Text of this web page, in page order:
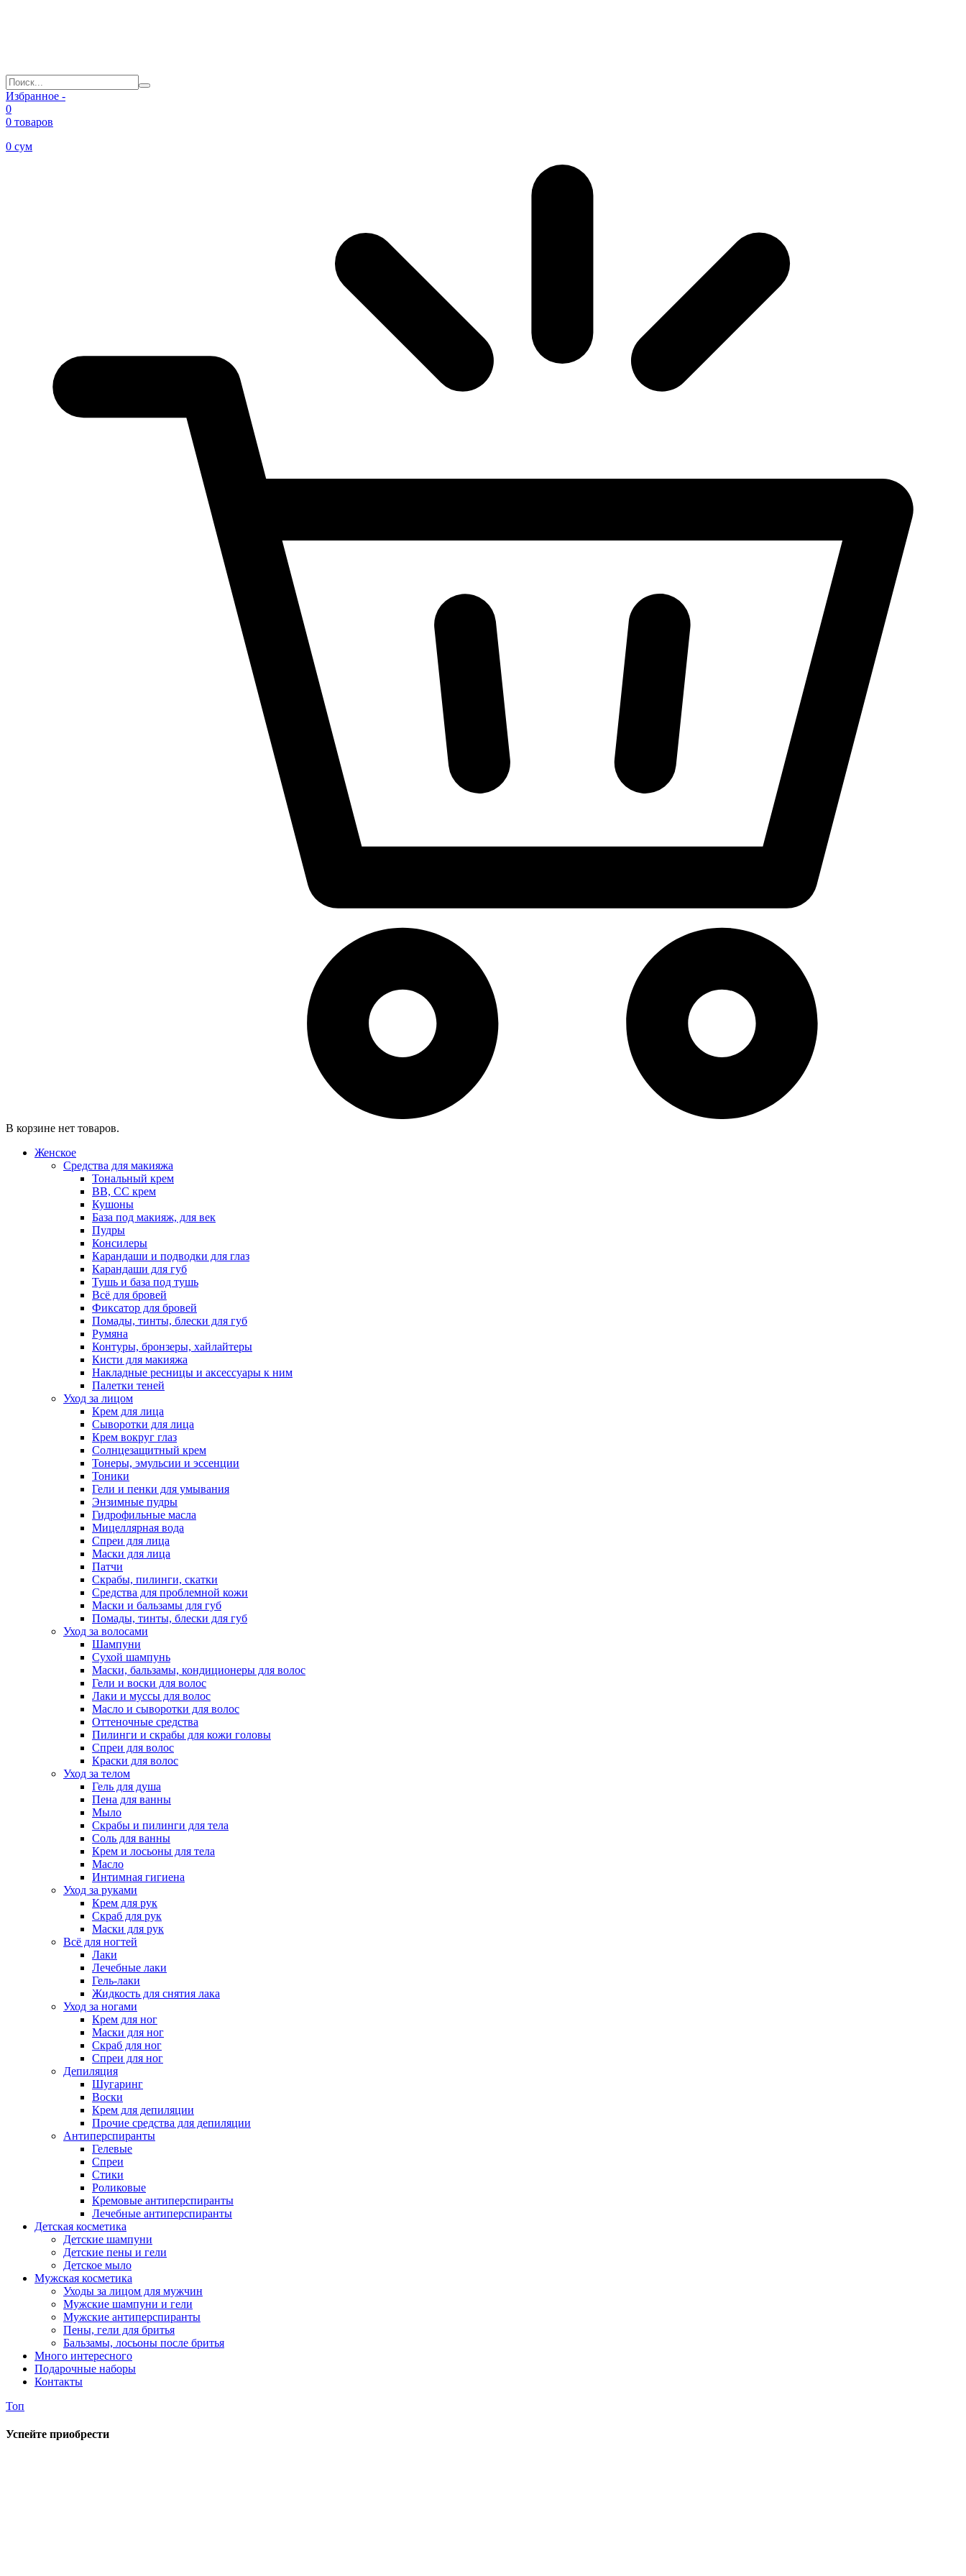
Избранное -
0
0 товаров
0 сум
В корзине нет товаров.
Женское
Средства для макияжа
Тональный крем
BB, CC крем
Кушоны
База под макияж, для век
Пудры
Консилеры
Карандаши и подводки для глаз
Карандаши для губ
Тушь и база под тушь
Всё для бровей
Фиксатор для бровей
Помады, тинты, блески для губ
Румяна
Контуры, бронзеры, хайлайтеры
Кисти для макияжа
Накладные ресницы и аксессуары к ним
Палетки теней
Уход за лицом
Крем для лица
Сыворотки для лица
Крем вокруг глаз
Солнцезащитный крем
Тонеры, эмульсии и эссенции
Тоники
Гели и пенки для умывания
Энзимные пудры
Гидрофильные масла
Мицеллярная вода
Спреи для лица
Маски для лица
Патчи
Скрабы, пилинги, скатки
Средства для проблемной кожи
Маски и бальзамы для губ
Помады, тинты, блески для губ
Уход за волосами
Шампуни
Сухой шампунь
Маски, бальзамы, кондиционеры для волос
Гели и воски для волос
Лаки и муссы для волос
Масло и сыворотки для волос
Оттеночные средства
Пилинги и скрабы для кожи головы
Спреи для волос
Краски для волос
Уход за телом
Гель для душа
Пена для ванны
Мыло
Скрабы и пилинги для тела
Соль для ванны
Крем и лосьоны для тела
Масло
Интимная гигиена
Уход за руками
Крем для рук
Скраб для рук
Маски для рук
Всё для ногтей
Лаки
Лечебные лаки
Гель-лаки
Жидкость для снятия лака
Уход за ногами
Крем для ног
Маски для ног
Скраб для ног
Спреи для ног
Депиляция
Шугаринг
Воски
Крем для депиляции
Прочие средства для депиляции
Антиперспиранты
Гелевые
Спреи
Стики
Роликовые
Кремовые антиперспиранты
Лечебные антиперспиранты
Детская косметика
Детские шампуни
Детские пены и гели
Детское мыло
Мужская косметика
Уходы за лицом для мужчин
Мужские шампуни и гели
Мужские антиперспиранты
Пены, гели для бритья
Бальзамы, лосьоны после бритья
Много интересного
Подарочные наборы
Контакты
Топ
Успейте приобрести